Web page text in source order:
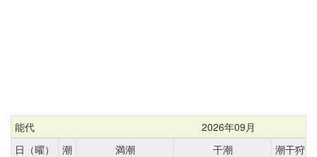
能代
2026年09月
日（曜）
潮 満潮 干潮 潮干狩